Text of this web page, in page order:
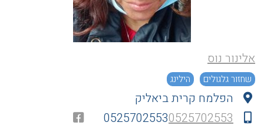
אלינור נוס
שחזור גלגולים הילינג
הפלמח קרית ביאליק
05257025530525702553